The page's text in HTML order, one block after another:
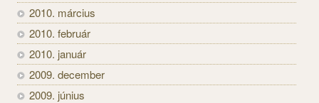
2010. március
2010. február
2010. január
2009. december
2009. június